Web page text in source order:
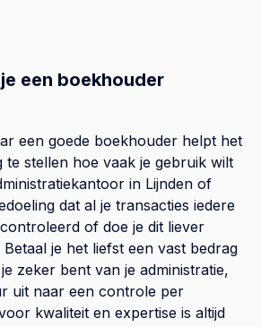
een boekhouder
een goede boekhouder helpt het
te stellen hoe vaak je gebruik wilt
in Lijnden of
dat al je transacties iedere
of doe je dit liever
je het liefst een vast bedrag
zeker bent van je administratie,
uit naar een controle per
kwaliteit en expertise is altijd